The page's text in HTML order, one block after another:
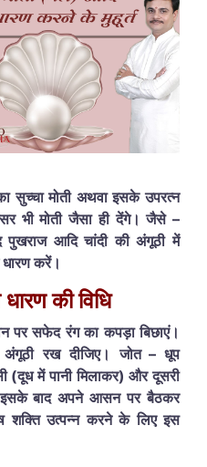
सुच्चा मोती अथवा इसके उपरत्न
भी मोती जैसा ही देंगे। जैसे –
आदि चांदी की अंगूठी में
धारण करें।
धारण की विधि
पर सफेद रंग का कपड़ा बिछाएं।
अंगूठी रख दीजिए। जोत–धूप
(दूध में पानी मिलाकर) और दूसरी
इसके बाद अपने आसन पर बैठकर
शक्ति उत्पन्न करने के लिए इस